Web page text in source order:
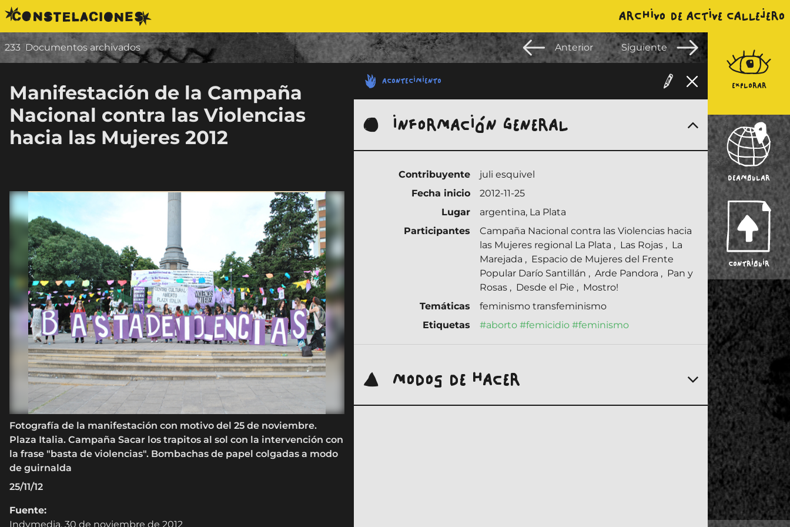
Saltar al contenido ARCHIVO DE ACTIVE CALLEJERO
233 Documentos archivados Anterior Siguiente
Manifestación de la Campaña
Nacional contra las Violencias
hacia las Mujeres 2012
Fotografía de la manifestación con motivo del 25 de noviembre.
Plaza Italia. Campaña Sacar los trapitos al sol con la intervención con
la frase "basta de violencias". Bombachas de papel colgadas a modo
de guirnalda
25/11/12
Fuente:
Indymedia. 30 de noviembre de 2012
ACONTECIMIENTO
INFORMACIÓN GENERAL
Contribuyente
juli esquivel
Fecha inicio
2012-11-25
Lugar
argentina, La Plata
Participantes
Campaña Nacional contra las Violencias hacia
las Mujeres regional La Plata , Las Rojas , La
Marejada , Espacio de Mujeres del Frente
Popular Darío Santillán , Arde Pandora , Pan y
Rosas , Desde el Pie , Mostro!
Temáticas
feminismo transfeminismo
Etiquetas
#aborto #femicidio #feminismo
MODOS DE HACER
EXPLORAR
DEAMBULAR
CONTRIBUIR